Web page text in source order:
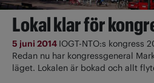
Lokal klar för
5 juni 2014 IOGT-NTO:s kongress
Redan nu har kongressgeneral
läget. Lokalen är bokad och allt